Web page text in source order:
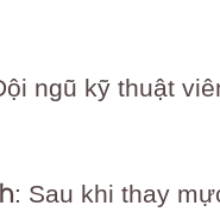
ngũ kỹ thuật
: Sau khi thay